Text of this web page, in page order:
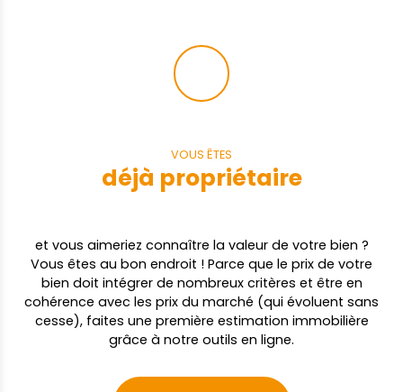
VOUS ÊTES
déjà propriétaire
et vous aimeriez connaître la valeur de votre bien ?
Vous êtes au bon endroit ! Parce que le prix de votre
bien doit intégrer de nombreux critères et être en
cohérence avec les prix du marché (qui évoluent sans
cesse), faites une première estimation immobilière
grâce à notre outils en ligne.